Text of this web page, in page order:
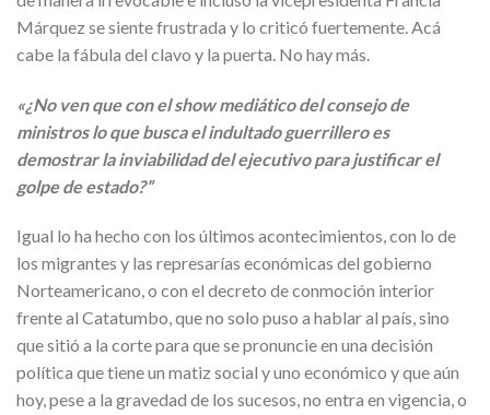
Márquez se siente frustrada y lo criticó fuertemente. Acá
cabe la fábula del clavo y la puerta. No hay más.
«¿No ven que con el show mediático del consejo de
ministros lo que busca el indultado guerrillero es
demostrar la inviabilidad del ejecutivo para justificar el
golpe de estado?”
Igual lo ha hecho con los últimos acontecimientos, con lo de
los migrantes y las represarías económicas del gobierno
Norteamericano, o con el decreto de conmoción interior
frente al Catatumbo, que no solo puso a hablar al país, sino
que sitió a la corte para que se pronuncie en una decisión
política que tiene un matiz social y uno económico y que aún
hoy, pese a la gravedad de los sucesos, no entra en vigencia, o